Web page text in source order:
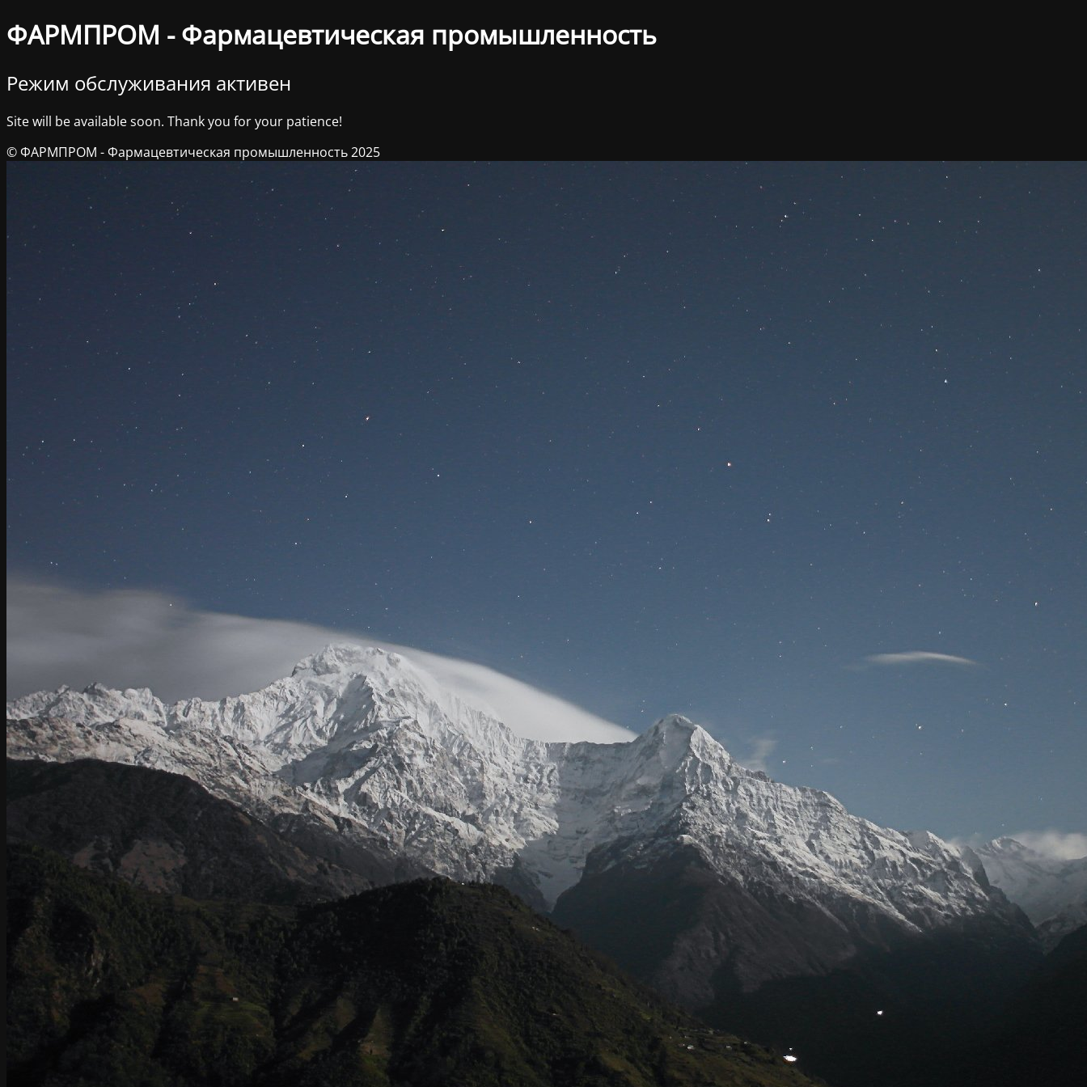
ФАРМПРОМ - Фармацевтическая промышленность
Режим обслуживания активен
Site will be available soon. Thank you for your patience!
© ФАРМПРОМ - Фармацевтическая промышленность 2025